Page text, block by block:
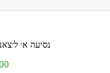
נסיעה א׳